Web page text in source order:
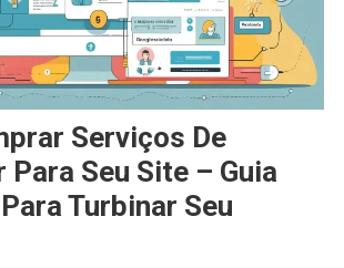
Serviços De
Para Seu Site – Guia
Turbinar Seu